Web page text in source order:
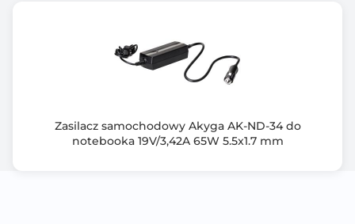
Zasilacz samochodowy Akyga AK-ND-34 do
notebooka 19V/3,42A 65W 5.5x1.7 mm